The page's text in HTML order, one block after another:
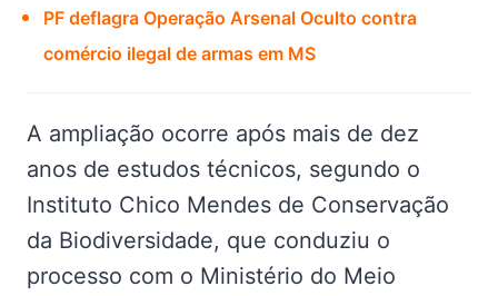
PF deflagra Operação Arsenal Oculto contra
comércio ilegal de armas em MS
A ampliação ocorre após mais de dez
anos de estudos técnicos, segundo o
Instituto Chico Mendes de Conservação
da Biodiversidade, que conduziu o
processo com o Ministério do Meio